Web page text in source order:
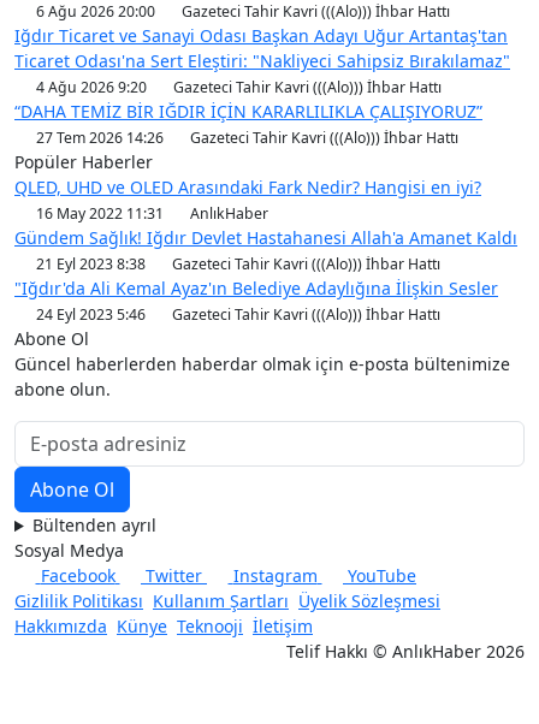
6 Ağu 2026 20:00 Gazeteci Tahir Kavri (((Alo))) İhbar Hattı
Iğdır Ticaret ve Sanayi Odası Başkan Adayı Uğur Artantaş'tan
Ticaret Odası'na Sert Eleştiri: "Nakliyeci Sahipsiz Bırakılamaz"
4 Ağu 2026 9:20 Gazeteci Tahir Kavri (((Alo))) İhbar Hattı
“DAHA TEMİZ BİR IĞDIR İÇİN KARARLILIKLA ÇALIŞIYORUZ”
27 Tem 2026 14:26 Gazeteci Tahir Kavri (((Alo))) İhbar Hattı
Popüler Haberler
QLED, UHD ve OLED Arasındaki Fark Nedir? Hangisi en iyi?
16 May 2022 11:31 AnlıkHaber
Gündem Sağlık! Iğdır Devlet Hastahanesi Allah'a Amanet Kaldı
21 Eyl 2023 8:38 Gazeteci Tahir Kavri (((Alo))) İhbar Hattı
"Iğdır'da Ali Kemal Ayaz'ın Belediye Adaylığına İlişkin Sesler
24 Eyl 2023 5:46 Gazeteci Tahir Kavri (((Alo))) İhbar Hattı
Abone Ol
Güncel haberlerden haberdar olmak için e-posta bültenimize
abone olun.
Bültenden ayrıl
Sosyal Medya
Facebook
Twitter Instagram
YouTube
Gizlilik Politikası Kullanım Şartları Üyelik Sözleşmesi
Hakkımızda Künye Teknooji İletişim
Telif Hakkı © AnlıkHaber 2026